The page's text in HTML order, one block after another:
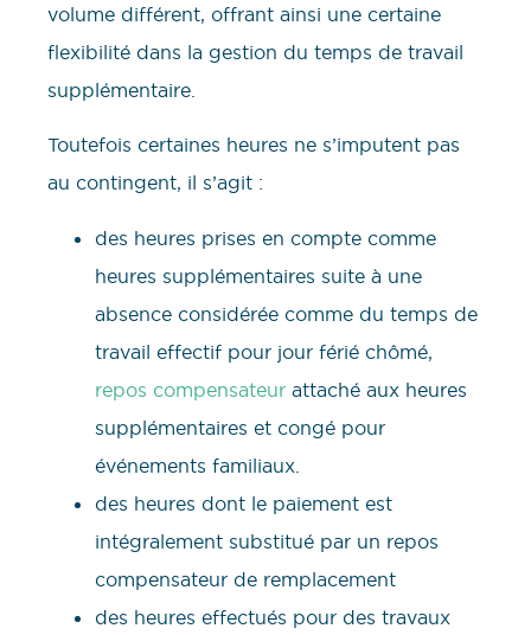
volume différent, offrant ainsi une certaine
flexibilité dans la gestion du temps de travail
supplémentaire.
Toutefois certaines heures ne s’imputent pas
au contingent, il s’agit :
des heures prises en compte comme
heures supplémentaires suite à une
absence considérée comme du temps de
travail effectif pour jour férié chômé,
repos compensateur attaché aux heures
supplémentaires et congé pour
événements familiaux.
des heures dont le paiement est
intégralement substitué par un repos
compensateur de remplacement
des heures effectués pour des travaux